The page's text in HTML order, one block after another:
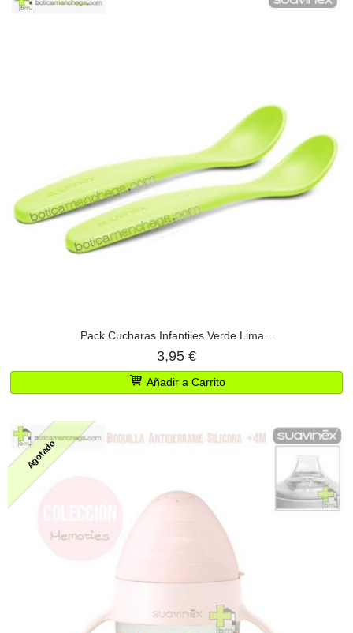
Pack Cucharas Infantiles Verde Lima...
3,95 €
Añadir a Carrito
Agotado